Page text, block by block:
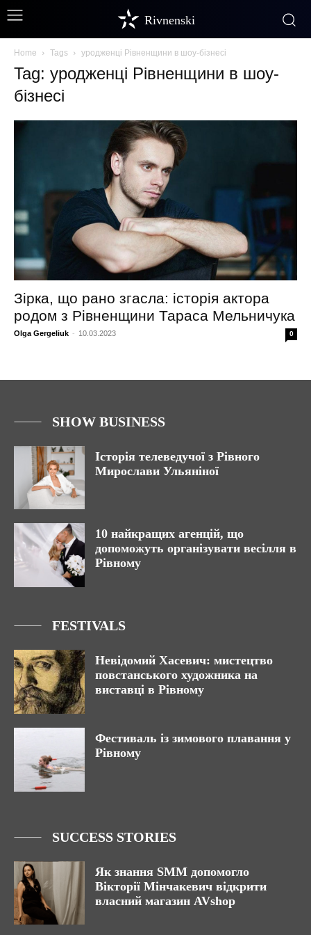
Rivnenski
Home Tags уродженці Рівненщини в шоу-бізнесі
Tag: уродженці Рівненщини в шоу-
бізнесі
Зірка, що рано згасла: історія актора
родом з Рівненщини Тараса Мельничука
Olga Gergeliuk - 10.03.2023 0
SHOW BUSINESS
Історія телеведучої з Рівного
Мирослави Ульяніної
10 найкращих агенцій, що
допоможуть організувати весілля в
Рівному
FESTIVALS
Невідомий Хасевич: мистецтво
повстанського художника на
виставці в Рівному
Фестиваль із зимового плавання у
Рівному
SUCCESS STORIES
Як знання SMM допомогло
Вікторії Мінчакевич відкрити
власний магазин AVshop